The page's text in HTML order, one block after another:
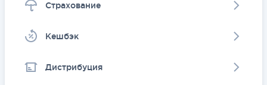
Страхование
Kешбэк
Дистрибуция